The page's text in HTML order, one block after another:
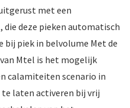
met een
deze pieken automatisch
piek in belvolume Met de
Mtel is het mogelijk
calamiteiten scenario in
laten activeren bij vrij